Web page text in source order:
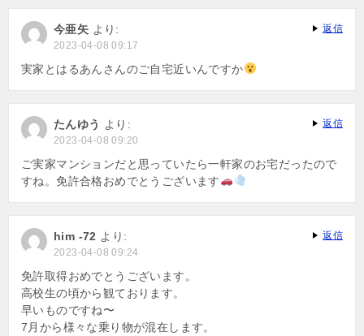
今亜矢 より:
2023-04-08 09:17
実家とはるあんさんのご自宅近いんですか
返信
たんゆう より:
2023-04-08 09:20
ご実家マンションだと思っていたら一軒家のお宅だったので
すね。免許合格おめでとうございます
返信
him -72 より:
2023-04-08 09:24
免許取得おめでとうございます。
高校生の頃から観ております。
早いものですね〜
7月から様々な乗り物が混在します。
返信